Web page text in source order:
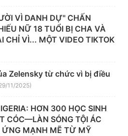
VÌ DANH DỰ" CHẤN
NỮ 18 TUỔI BỊ CHA VÀ
CHỈ VÌ... MỘT VIDEO TIKTOK
Zelensky từ chức vì bị điều
11/2025)
HƠN 300 HỌC SINH
CÓC—LÀN SÓNG TỘI ÁC
ỨNG MẠNH MẼ TỪ MỸ